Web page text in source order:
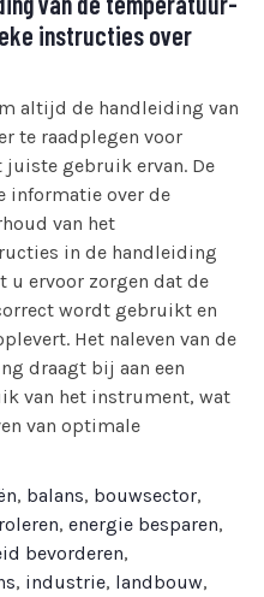
instructies over
altijd de handleiding van
te raadplegen voor
gebruik ervan. De
informatie over de
van het
in de handleiding
u ervoor zorgen dat de
wordt gebruikt en
Het naleven van de
draagt bij aan een
van het instrument, wat
van optimale
, balans, bouwsector,
,energie besparen,
bevorderen,
, industrie, landbouw,